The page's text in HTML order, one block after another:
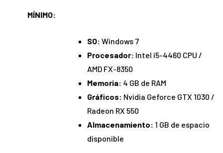
MÍNIMO:
SO: Windows 7
Procesador: Intel i5-4460 CPU /
AMD FX-8350
Memoria: 4 GB de RAM
Gráficos: Nvidia Geforce GTX 1030 /
Radeon RX 550
Almacenamiento: 1 GB de espacio
disponible